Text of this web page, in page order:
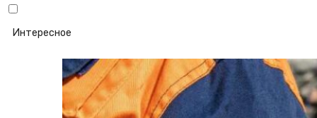
Интересное